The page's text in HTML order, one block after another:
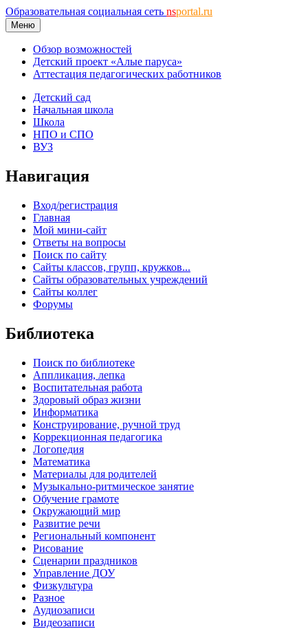
Образовательная социальная сеть nsportal.ru
Меню
Обзор возможностей
Детский проект «Алые паруса»
Аттестация педагогических работников
Детский сад
Начальная школа
Школа
НПО и СПО
ВУЗ
Навигация
Вход/регистрация
Главная
Мой мини-сайт
Ответы на вопросы
Поиск по сайту
Сайты классов, групп, кружков...
Сайты образовательных учреждений
Сайты коллег
Форумы
Библиотека
Поиск по библиотеке
Аппликация, лепка
Воспитательная работа
Здоровый образ жизни
Информатика
Конструирование, ручной труд
Коррекционная педагогика
Логопедия
Математика
Материалы для родителей
Музыкально-ритмическое занятие
Обучение грамоте
Окружающий мир
Развитие речи
Региональный компонент
Рисование
Сценарии праздников
Управление ДОУ
Физкультура
Разное
Аудиозаписи
Видеозаписи